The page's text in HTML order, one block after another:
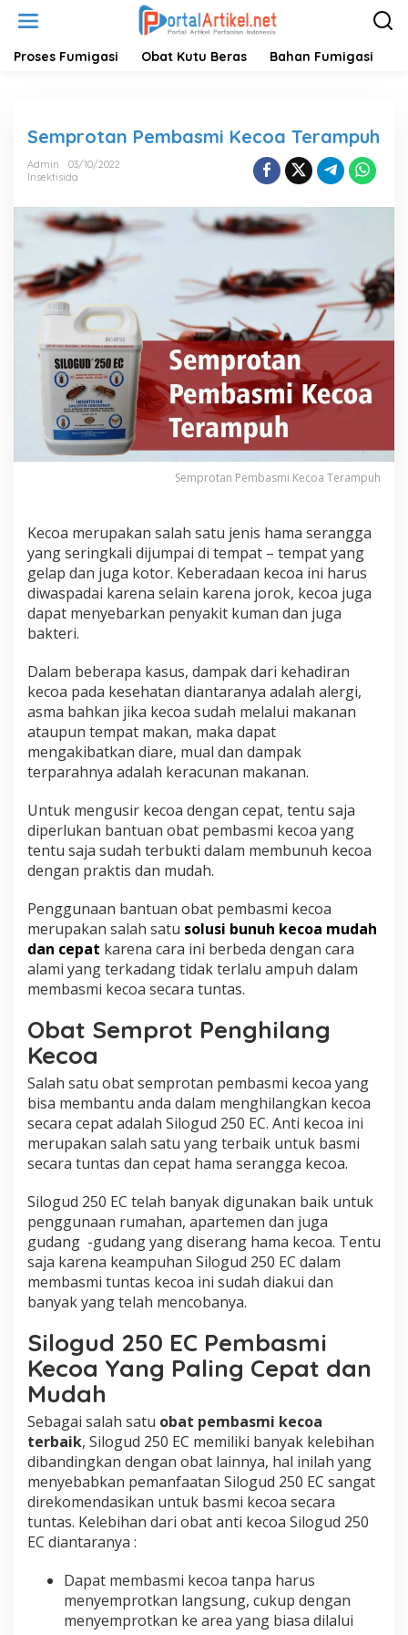
Proses Fumigasi Obat Kutu Beras Bahan Fumigasi
Semprotan Pembasmi Kecoa Terampuh
Admin
03/10/2022
Insektisida
Semprotan Pembasmi Kecoa Terampuh
Kecoa merupakan salah satu jenis hama serangga
yang seringkali dijumpai di tempat – tempat yang
gelap dan juga kotor. Keberadaan kecoa ini harus
diwaspadai karena selain karena jorok, kecoa juga
dapat menyebarkan penyakit kuman dan juga
bakteri.
Dalam beberapa kasus, dampak dari kehadiran
kecoa pada kesehatan diantaranya adalah alergi,
asma bahkan jika kecoa sudah melalui makanan
ataupun tempat makan, maka dapat
mengakibatkan diare, mual dan dampak
terparahnya adalah keracunan makanan.
Untuk mengusir kecoa dengan cepat, tentu saja
diperlukan bantuan obat pembasmi kecoa yang
tentu saja sudah terbukti dalam membunuh kecoa
dengan praktis dan mudah.
Penggunaan bantuan obat pembasmi kecoa
merupakan salah satu solusi bunuh kecoa mudah
dan cepat karena cara ini berbeda dengan cara
alami yang terkadang tidak terlalu ampuh dalam
membasmi kecoa secara tuntas.
Obat Semprot Penghilang
Kecoa
Salah satu obat semprotan pembasmi kecoa yang
bisa membantu anda dalam menghilangkan kecoa
secara cepat adalah Silogud 250 EC. Anti kecoa ini
merupakan salah satu yang terbaik untuk basmi
secara tuntas dan cepat hama serangga kecoa.
Silogud 250 EC telah banyak digunakan baik untuk
penggunaan rumahan, apartemen dan juga
gudang -gudang yang diserang hama kecoa. Tentu
saja karena keampuhan Silogud 250 EC dalam
membasmi tuntas kecoa ini sudah diakui dan
banyak yang telah mencobanya.
Silogud 250 EC Pembasmi
Kecoa Yang Paling Cepat dan
Mudah
Sebagai salah satu obat pembasmi kecoa
terbaik, Silogud 250 EC memiliki banyak kelebihan
dibandingkan dengan obat lainnya, hal inilah yang
menyebabkan pemanfaatan Silogud 250 EC sangat
direkomendasikan untuk basmi kecoa secara
tuntas. Kelebihan dari obat anti kecoa Silogud 250
EC diantaranya :
Dapat membasmi kecoa tanpa harus
menyemprotkan langsung, cukup dengan
menyemprotkan ke area yang biasa dilalui